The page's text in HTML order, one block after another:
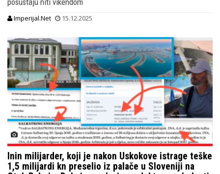
Imperijal.Net 15.12.2025
Inin milijarder, koji je nakon Uskokove istrage teške
1,5 milijardi kn preselio iz palače u Sloveniji na